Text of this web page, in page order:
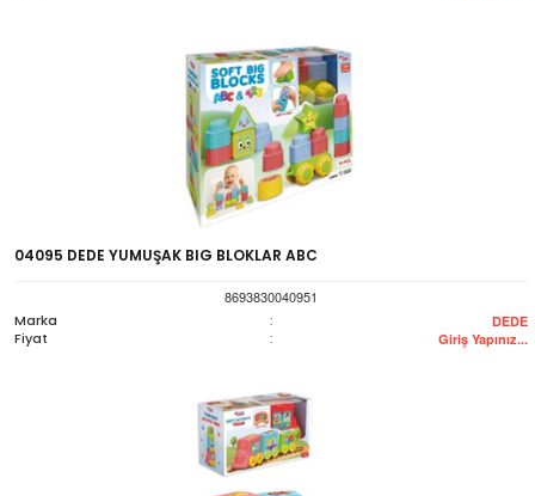
04095 DEDE YUMUŞAK BIG BLOKLAR ABC
8693830040951
Marka
: DEDE
Fiyat : Giriş Yapınız...